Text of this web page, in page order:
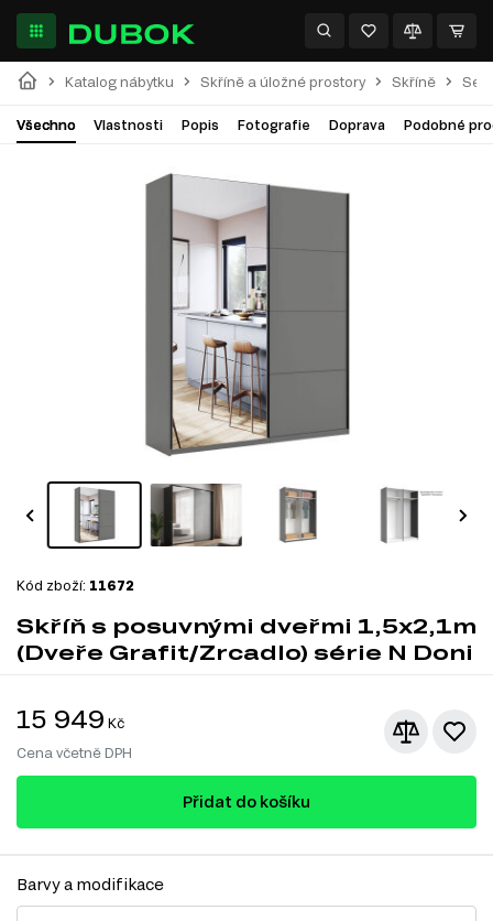
Katalog nábytku Skříně a úložné prostory Skříně
Všechno Vlastnosti Popis Fotografie Doprava Podobné
Kód zboží: 11672
Skříň s posuvnými dveřmi 1,5x2,1m
(Dveře Grafit/Zrcadlo) série N Doni
15 949 Kč
Cena včetně DPH
Přidat do košíku
Barvy a modifikace